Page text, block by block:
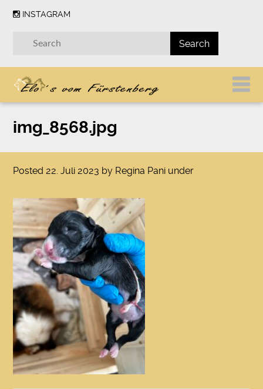
INSTAGRAM
img_8568.jpg
Posted 22. Juli 2023 by Regina Pani under